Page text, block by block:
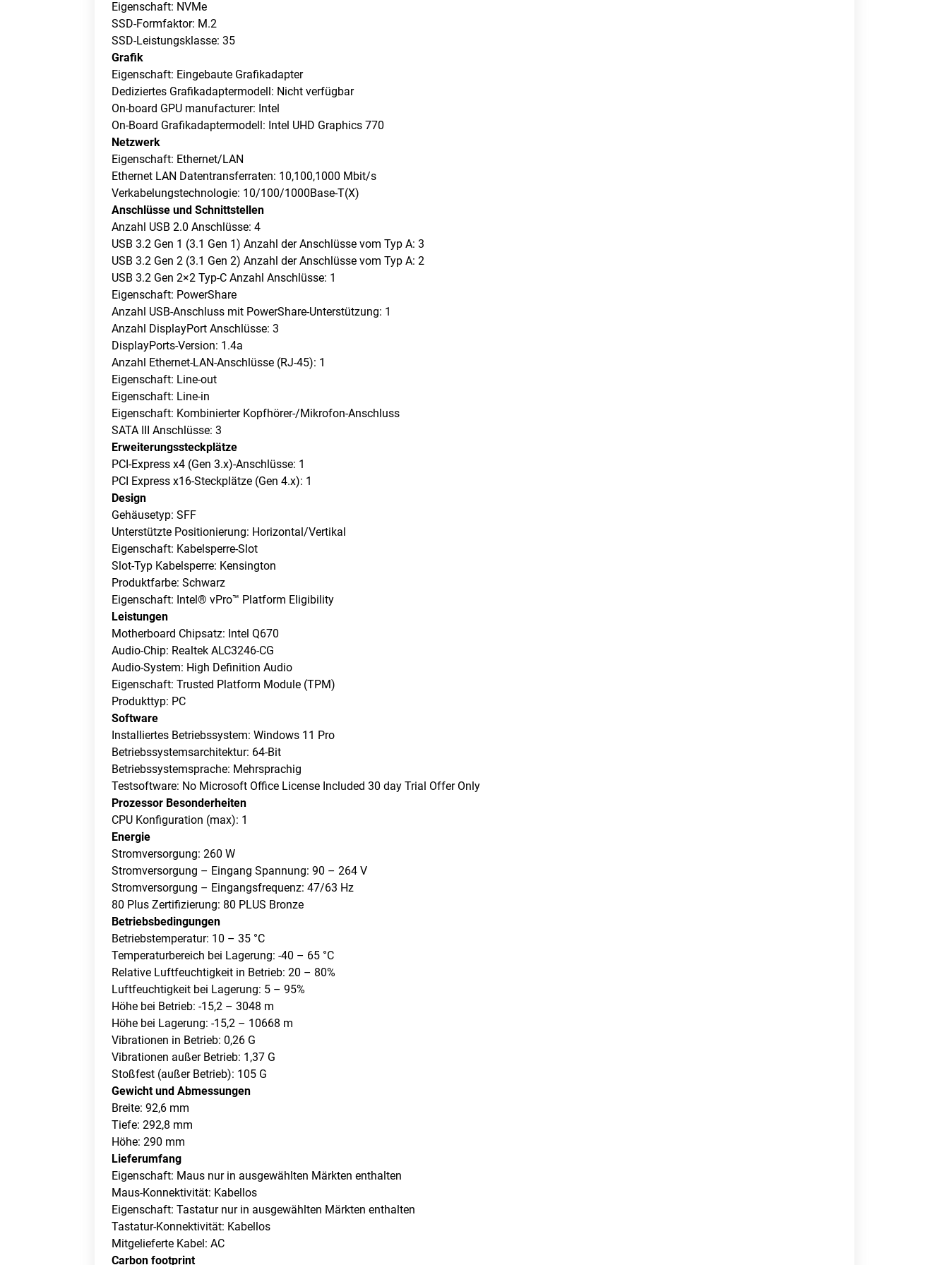
Eigenschaft: NVMe
SSD-Formfaktor: M.2
SSD-Leistungsklasse: 35
Grafik
Eigenschaft: Eingebaute Grafikadapter
Dediziertes Grafikadaptermodell: Nicht verfügbar
On-board GPU manufacturer: Intel
On-Board Grafikadaptermodell: Intel UHD Graphics 770
Netzwerk
Eigenschaft: Ethernet/LAN
Ethernet LAN Datentransferraten: 10,100,1000 Mbit/s
Verkabelungstechnologie: 10/100/1000Base-T(X)
Anschlüsse und Schnittstellen
Anzahl USB 2.0 Anschlüsse: 4
USB 3.2 Gen 1 (3.1 Gen 1) Anzahl der Anschlüsse vom Typ A: 3
USB 3.2 Gen 2 (3.1 Gen 2) Anzahl der Anschlüsse vom Typ A: 2
USB 3.2 Gen 2×2 Typ-C Anzahl Anschlüsse: 1
Eigenschaft: PowerShare
Anzahl USB-Anschluss mit PowerShare-Unterstützung: 1
Anzahl DisplayPort Anschlüsse: 3
DisplayPorts-Version: 1.4a
Anzahl Ethernet-LAN-Anschlüsse (RJ-45): 1
Eigenschaft: Line-out
Eigenschaft: Line-in
Eigenschaft: Kombinierter Kopfhörer-/Mikrofon-Anschluss
SATA III Anschlüsse: 3
Erweiterungssteckplätze
PCI-Express x4 (Gen 3.x)-Anschlüsse: 1
PCI Express x16-Steckplätze (Gen 4.x): 1
Design
Gehäusetyp: SFF
Unterstützte Positionierung: Horizontal/Vertikal
Eigenschaft: Kabelsperre-Slot
Slot-Typ Kabelsperre: Kensington
Produktfarbe: Schwarz
Eigenschaft: Intel® vPro™ Platform Eligibility
Leistungen
Motherboard Chipsatz: Intel Q670
Audio-Chip: Realtek ALC3246-CG
Audio-System: High Definition Audio
Eigenschaft: Trusted Platform Module (TPM)
Produkttyp: PC
Software
Installiertes Betriebssystem: Windows 11 Pro
Betriebssystemsarchitektur: 64-Bit
Betriebssystemsprache: Mehrsprachig
Testsoftware: No Microsoft Office License Included 30 day Trial Offer Only
Prozessor Besonderheiten
CPU Konfiguration (max): 1
Energie
Stromversorgung: 260 W
Stromversorgung – Eingang Spannung: 90 – 264 V
Stromversorgung – Eingangsfrequenz: 47/63 Hz
80 Plus Zertifizierung: 80 PLUS Bronze
Betriebsbedingungen
Betriebstemperatur: 10 – 35 °C
Temperaturbereich bei Lagerung: -40 – 65 °C
Relative Luftfeuchtigkeit in Betrieb: 20 – 80%
Luftfeuchtigkeit bei Lagerung: 5 – 95%
Höhe bei Betrieb: -15,2 – 3048 m
Höhe bei Lagerung: -15,2 – 10668 m
Vibrationen in Betrieb: 0,26 G
Vibrationen außer Betrieb: 1,37 G
Stoßfest (außer Betrieb): 105 G
Gewicht und Abmessungen
Breite: 92,6 mm
Tiefe: 292,8 mm
Höhe: 290 mm
Lieferumfang
Eigenschaft: Maus nur in ausgewählten Märkten enthalten
Maus-Konnektivität: Kabellos
Eigenschaft: Tastatur nur in ausgewählten Märkten enthalten
Tastatur-Konnektivität: Kabellos
Mitgelieferte Kabel: AC
Carbon footprint